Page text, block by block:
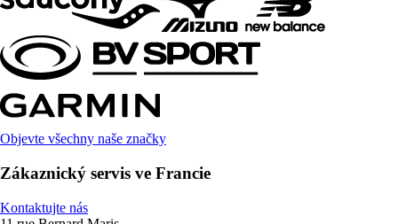
Objevte všechny naše značky
Zákaznický servis ve Francie
Kontaktujte nás